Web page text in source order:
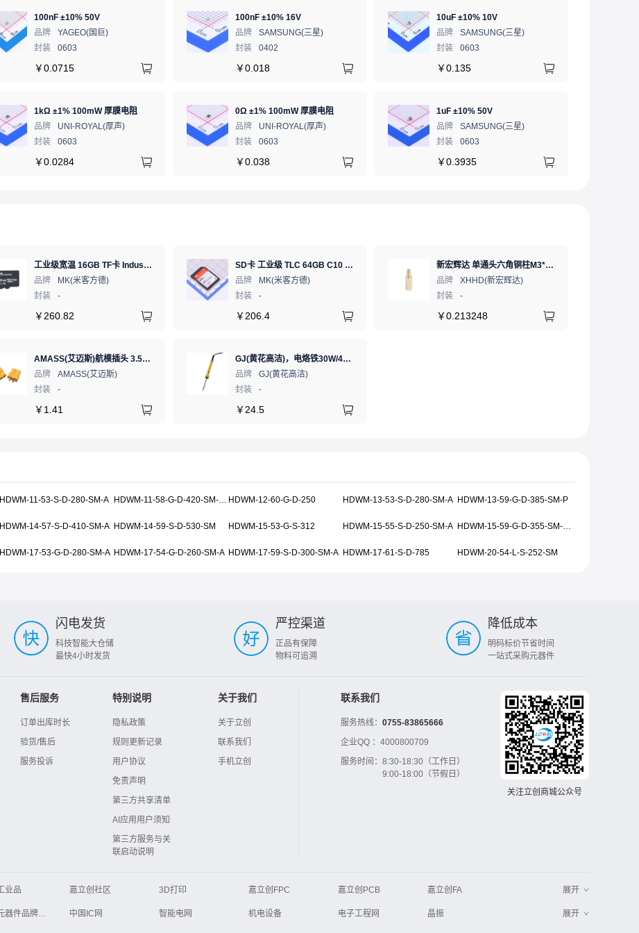
100nF ±10% 50V
品牌
YAGEO(国巨)
封装
0603
￥0.0715
100nF ±10% 16V
品牌
SAMSUNG(三星)
封装
0402
￥0.018
10uF ±10% 10V
品牌
SAMSUNG(三星)
封装
0603
￥0.135
1kΩ ±1% 100mW 厚膜电阻
品牌
UNI-ROYAL(厚声)
封装
0603
￥0.0284
0Ω ±1% 100mW 厚膜电阻
品牌
UNI-ROYAL(厚声)
封装
0603
￥0.038
1uF ±10% 50V
品牌
SAMSUNG(三星)
封装
0603
￥0.3935
工业级宽温 16GB TF卡 Industrial WT pSLC 存储卡 MICRO SD LDPC纠错 PE 30K 无人机、行车记录仪、安防监控适配
品牌
MK(米客方德)
封装
-
￥ 260.82
SD卡 工业级 TLC 64GB C10 U3 V30 A2 SDXC LDPC纠错 PE 3K 无人机、行车记录仪、安防监控适配
品牌
MK(米客方德)
封装
-
￥ 206.4
新宏辉达 单通头六角铜柱M3*11+6 PCBA主板隔离螺柱
品牌
XHHD(新宏辉达)
封装
-
￥0.213248
AMASS(艾迈斯)航模插头 3.5mm镀金香蕉头 母头XT60-F.G.Y
品牌
AMASS(艾迈斯)
封装
-
￥ 1.41
GJ(黄花高洁)，电烙铁30W/40W/60W锡焊电烙铁焊接工具电焊笔手机电子维修（内热35W），NO.435(35W)
品牌
GJ(黄花高洁)
封装
-
￥ 24.5
HDWM-11-53-S-D-280-SM-A HDWM-11-58-G-D-420-SM-A-P HDWM-12-60-G-D-250 HDWM-13-53-S-D-280-SM-A HDWM-13-59-G-D-385-SM-P
HDWM-14-57-S-D-410-SM-A HDWM-14-59-S-D-530-SM HDWM-15-53-G-S-312 HDWM-15-55-S-D-250-SM-A HDWM-15-59-G-D-355-SM-A-P
HDWM-17-53-G-D-280-SM-A HDWM-17-54-G-D-260-SM-A HDWM-17-59-S-D-300-SM-A HDWM-17-61-S-D-785 HDWM-20-54-L-S-252-SM
闪电发货
科技智能大仓储
最快4小时发货
严控渠道
正品有保障
物料可追溯
降低成本
明码标价节省时间
一站式采购元器件
售后服务
订单出库时长
验货/售后
服务投诉
特别说明
隐私政策
规则更新记录
用户协议
免责声明
第三方共享清单
AI应用用户须知
第三方服务与关
联启动说明
关于我们
关于立创
联系我们
手机立创
联系我们
服务热线： 0755-83865666
企业QQ ： 4000800709
服务时间： 8:30-18:30（工作日）
9:00-18:00（节假日）
关注立创商城公众号
业品 嘉立创社区 3D打印 嘉立创FPC 嘉立创PCB
嘉立创FA
ZXHPCB
展开
电子元器件品牌大全 中国IC网 智能电网 机电设备 电子工程网
晶振
展开